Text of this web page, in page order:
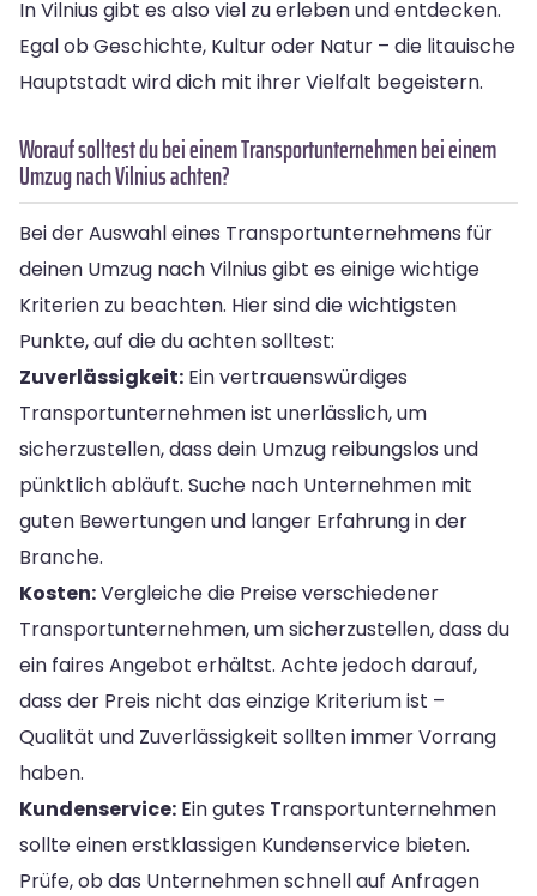
In Vilnius gibt es also viel zu erleben und entdecken.
Egal ob Geschichte, Kultur oder Natur – die litauische
Hauptstadt wird dich mit ihrer Vielfalt begeistern.
Worauf solltest du bei einem Transportunternehmen bei einem
Umzug nach Vilnius achten?
Bei der Auswahl eines Transportunternehmens für
deinen Umzug nach Vilnius gibt es einige wichtige
Kriterien zu beachten. Hier sind die wichtigsten
Punkte, auf die du achten solltest:
Zuverlässigkeit: Ein vertrauenswürdiges
Transportunternehmen ist unerlässlich, um
sicherzustellen, dass dein Umzug reibungslos und
pünktlich abläuft. Suche nach Unternehmen mit
guten Bewertungen und langer Erfahrung in der
Branche.
Kosten:Vergleiche die Preise verschiedener
Transportunternehmen, um sicherzustellen, dass du
ein faires Angebot erhältst. Achte jedoch darauf,
dass der Preis nicht das einzige Kriterium ist –
Qualität und Zuverlässigkeit sollten immer Vorrang
haben.
Kundenservice: Ein gutes Transportunternehmen
sollte einen erstklassigen Kundenservice bieten.
Prüfe, ob das Unternehmen schnell auf Anfragen